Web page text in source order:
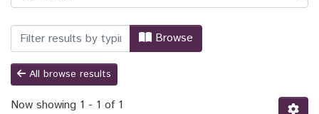
Browsing Trabalhos publicados em
Browse
All browse results
Now showing 1 - 1 of 1